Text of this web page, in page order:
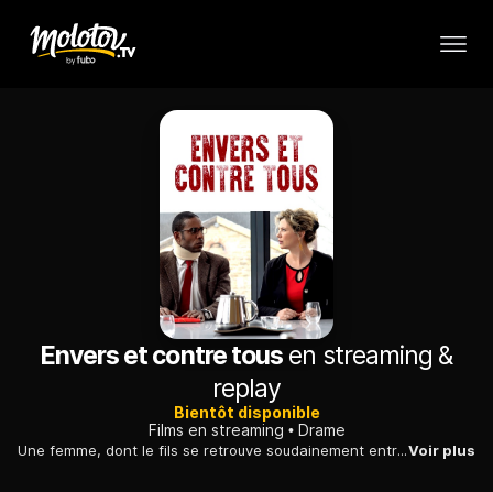
Envers et contre tous en streaming &
replay
Bientôt disponible
Films en streaming
Drame
Une femme, dont le fils se retrouve soudainement entre la vie et la mort, lutte contre le monde médical pour faire reconnaître la dangerosité d'un médicament.Voir plus